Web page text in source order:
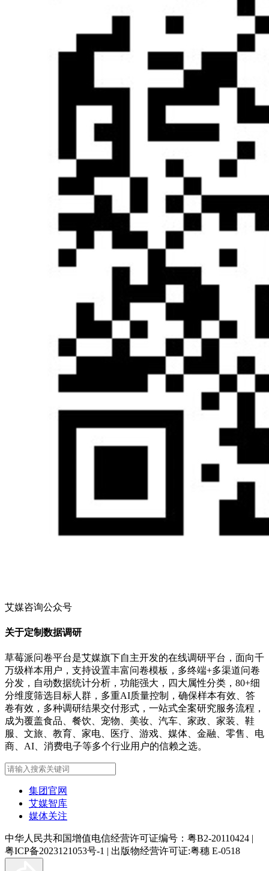
艾媒咨询公众号
关于定制数据调研
草莓派问卷平台是艾媒旗下自主开发的在线调研平台，面向千
万级样本用户，支持设置丰富问卷模板，多终端+多渠道问卷
分发，自动数据统计分析，功能强大，四大属性分类，80+细
分维度筛选目标人群，多重AI质量控制，确保样本有效、答
卷有效，多种调研结果交付形式，一站式全案研究服务流程，
成为覆盖食品、餐饮、宠物、美妆、汽车、家政、家装、鞋
服、文旅、教育、家电、医疗、游戏、媒体、金融、零售、电
商、AI、消费电子等多个行业用户的信赖之选。
集团官网
艾媒智库
媒体关注
中华人民共和国增值电信经营许可证编号：粤B2-20110424
粤ICP备2023121053号-1
出版物经营许可证:粤穗 E-0518